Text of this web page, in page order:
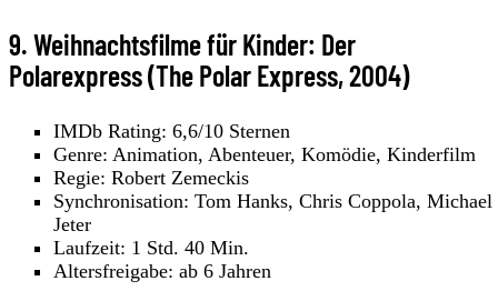
9. Weihnachtsfilme für Kinder: Der
Polarexpress (The Polar Express, 2004)
IMDb Rating: 6,6/10 Sternen
Genre: Animation, Abenteuer, Komödie, Kinderfilm
Regie: Robert Zemeckis
Synchronisation: Tom Hanks, Chris Coppola, Michael
Jeter
Laufzeit: 1 Std. 40 Min.
Altersfreigabe: ab 6 Jahren